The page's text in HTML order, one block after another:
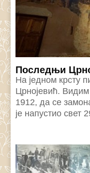
Последњи
На једном крсту
Црнојевић. Видим
1912, да се
је напустио свет